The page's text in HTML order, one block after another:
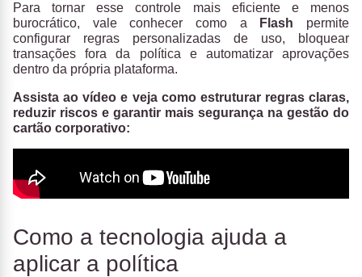
Para tornar esse controle mais eficiente e menos
burocrático, vale conhecer como a
Flash permite
configurar regras personalizadas de uso, bloquear
transações fora da política e automatizar aprovações
dentro da própria plataforma.
Assista ao vídeo e veja como estruturar regras claras,
reduzir riscos e garantir mais segurança na gestão do
cartão corporativo:
Como a tecnologia ajuda a
aplicar a política